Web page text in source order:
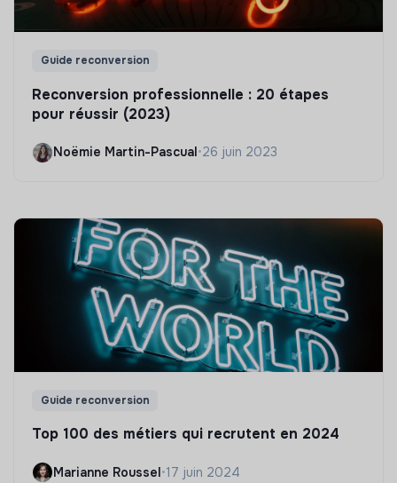
Guide reconversion
Reconversion professionnelle : 20 étapes
pour réussir (2023)
Noëmie Martin-Pascual•26 juin 2023
Guide reconversion
Top 100 des métiers qui recrutent en 2024
Marianne Roussel•17 juin 2024